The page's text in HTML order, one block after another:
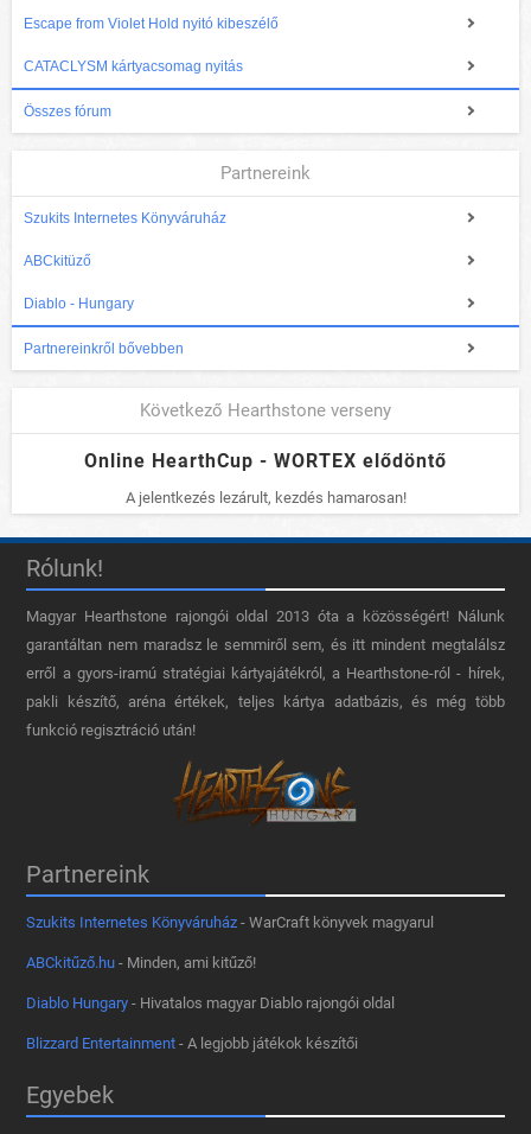
Escape from Violet Hold nyitó kibeszélő
CATACLYSM kártyacsomag nyitás
Összes fórum
Partnereink
Szukits Internetes Könyváruház
ABCkitüző
Diablo - Hungary
Partnereinkről bővebben
Következő Hearthstone verseny
Online HearthCup - WORTEX elődöntő
A jelentkezés lezárult, kezdés hamarosan!
Rólunk!
Magyar Hearthstone​ rajongói oldal 2013 óta a közösségért! Nálunk
garantáltan nem maradsz le semmiről sem, és itt mindent megtalálsz
erről a gyors-iramú stratégiai kártyajátékról, a Hearthstone-ról - hírek,
pakli készítő, aréna értékek, teljes kártya adatbázis, és még több
funkció regisztráció után!
Partnereink
Szukits Internetes Könyváruház - WarCraft könyvek magyarul
ABCkitűző.hu - Minden, ami kitűző!
Diablo Hungary - Hivatalos magyar Diablo rajongói oldal
Blizzard Entertainment - A legjobb játékok készítői
Egyebek